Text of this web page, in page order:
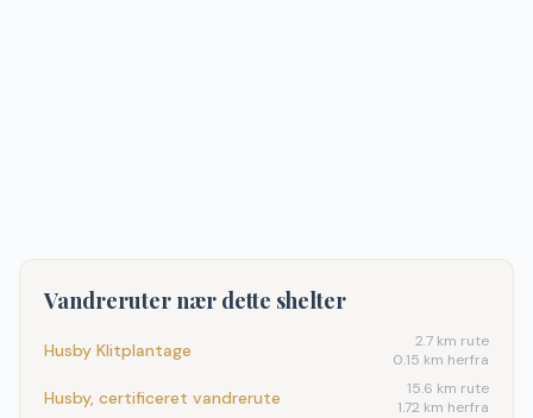
Vandreruter nær dette shelter
Husby Klitplantage 2.7 km rute
0.15 km herfra
Husby, certificeret vandrerute 15.6 km rute
1.72 km herfra